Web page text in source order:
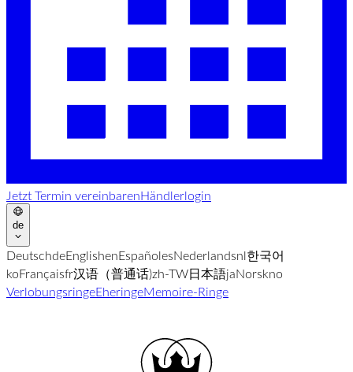
Jetzt Termin vereinbarenHändlerlogin
de
DeutschdeEnglishenEspañolesNederlandsnl한국어
koFrançaisfr汉语（普通话)zh-TW日本語jaNorskno
VerlobungsringeEheringeMemoire-Ringe